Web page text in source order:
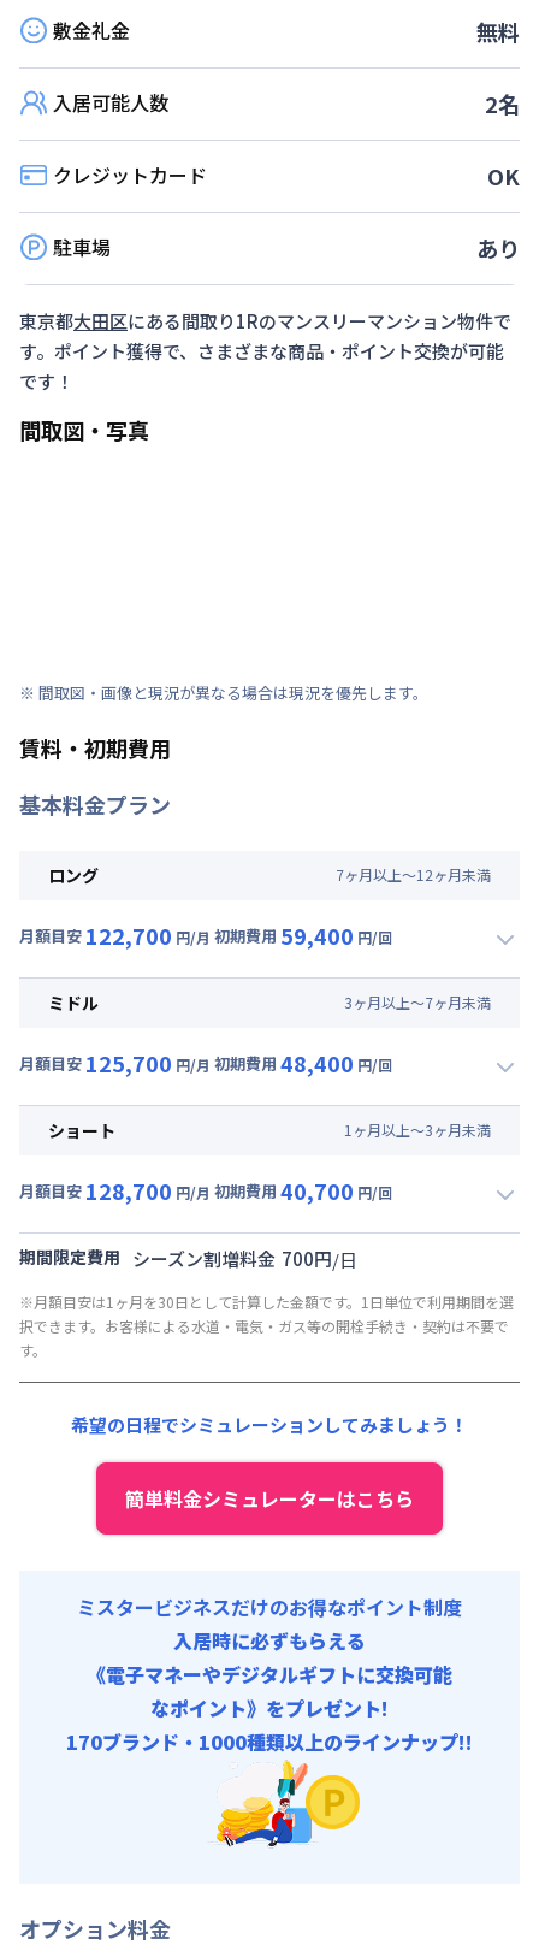
敷金礼金 無料
入居可能人数 2名
クレジットカード OK
駐車場 あり
東京都大田区にある間取り1Rのマンスリーマンション物件で
す。ポイント獲得で、さまざまな商品・ポイント交換が可能
です！
間取図・写真
※ 間取図・画像と現況が異なる場合は現況を優先します。
賃料・初期費用
基本料金プラン
ロング 7ヶ月以上～12ヶ月未満
月額目安 122,700 円/月 初期費用 59,400 円/回
月額賃料目安(30日利用)
光熱費他 : 27,000円/月 (900円/日) (税抜)
その他費用 :
初期費用
リネン代 : 9,000円/回 (税抜)
ミドル 3ヶ月以上～7ヶ月未満
月額目安 125,700 円/月 初期費用 48,400 円/回
月額賃料目安(30日利用)
光熱費他 : 27,000円/月 (900円/日) (税抜)
その他費用 :
初期費用
契約事務手数料 : 10,000円/回 (税抜)
リネン代 : 9,000円/回 (税抜)
ショート 1 ヶ月以上～3ヶ月未満
月額目安 128,700 円/月 初期費用 40,700 円/回
月額賃料目安(30日利用)
光熱費他 : 27,000円/月 (900円/日) (税抜)
清掃料他 :
その他費用 :
初期費用
契約事務手数料 : 10,000円/回 (税抜)
リネン代 : 9,000円/回 (税抜)
期間限定費用 シーズン割増料金 700円/日
※月額目安は1ヶ月を30日として計算した金額です。1日単位で利用期間を選
択できます。お客様による水道・電気・ガス等の開栓手続き・契約は不要で
す。
希望の日程でシミュレーションしてみましょう！
簡単料金シミュレーターはこちら
ミスタービジネスだけのお得なポイント制度
入居時に必ずもらえる
《電子マネーやデジタルギフトに交換可能
なポイント》をプレゼント!
170ブランド・1000種類以上のラインナップ!!
オプション料金